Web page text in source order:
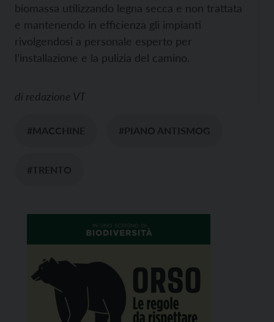
biomassa utilizzando legna secca e non trattata
e mantenendo in efficienza gli impianti
rivolgendosi a personale esperto per
l’installazione e la pulizia del camino.
di redazione VT
#MACCHINE #PIANO ANTISMOG
#TRENTO